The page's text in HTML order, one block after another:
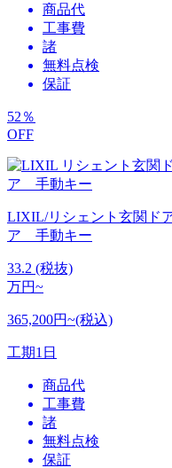
商品代
工事費
諸
無料点検
保証
52 ％
OFF
LIXIL/リシェント玄関
ア 手動キー
33.2 (税抜)
万円~
365,200円~(税込)
工期1日
商品代
工事費
諸
無料点検
保証